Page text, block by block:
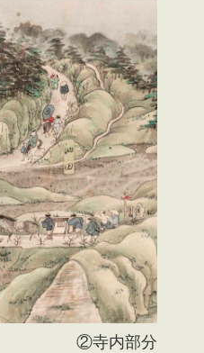
②寺内部分